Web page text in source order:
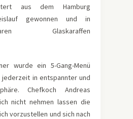
aus dem Hamburg
gewonnen und in
Glaskaraffen
wurde ein 5-Gang-Menü
jederzeit in entspannter und
Chefkoch Andreas
nicht nehmen lassen die
vorzustellen und sich nach